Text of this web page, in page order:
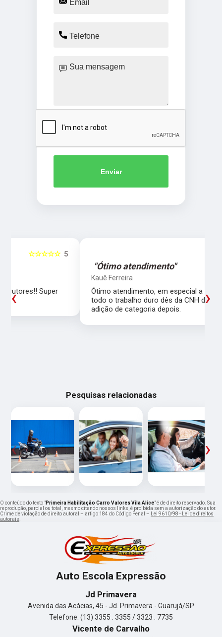
Enviar
"Ótimo atendimento"
Ótimo atendimento, em especial a Larissa que fez
todo o trabalho duro dês da CNH de carro até a
adição de categoria depois.
‹ ›
Pesquisas relacionadas
‹ ›
O conteúdo do texto "Primeira Habilitação Carro Valores Vila Alice" é de direito reservado. Sua
reprodução, parcial ou total, mesmo citando nossos links, é proibida sem a autorização do autor.
Crime de violação de direito autoral – artigo 184 do Código Penal –
Lei 9610/98 - Lei de direitos
autorais
Auto Escola Expressão
Jd Primavera
Avenida das Acácias, 45 - Jd. Primavera - Guarujá/SP
Telefone: (13) 3355 . 3355 / 3323 . 7735
Vicente de Carvalho